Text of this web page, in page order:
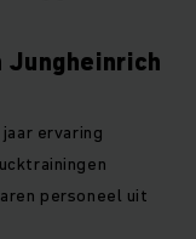
Jungheinrich
ervaring
personeel uit